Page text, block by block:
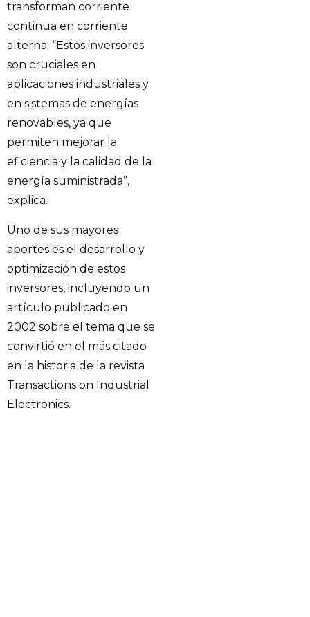
transforman corriente
continua en corriente
alterna. “Estos inversores
son cruciales en
aplicaciones industriales y
en sistemas de energías
renovables, ya que
permiten mejorar la
eficiencia y la calidad de la
energía suministrada”,
explica.
Uno de sus mayores
aportes es el desarrollo y
optimización de estos
inversores, incluyendo un
artículo publicado en
2002 sobre el tema que se
convirtió en el más citado
en la historia de la revista
Transactions on Industrial
Electronics.